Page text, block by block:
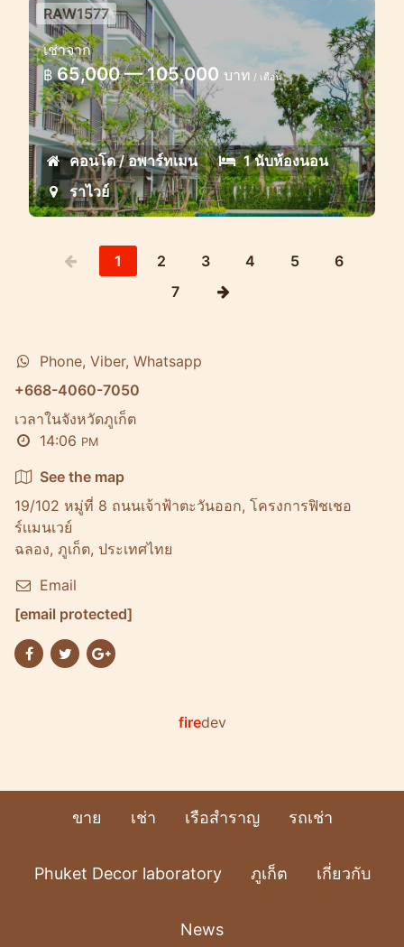
ชื่อ 3 คอนโด 1 ห้องนอน
คอนโดน่ารักใน Title Rawai ให้เช่า
RAW1577
เช่าจาก
฿ 65,000 — 105,000 บาท / เดือน
คอนโด / อพาร์ทเมน
1 นับห้องนอน
ราไวย์
1 2 3 4 5
6
7
Phone, Viber, Whatsapp
+668-4060-7050
เวลาในจังหวัดภูเก็ต
14:06 PM
See the map
19/102 หมู่ที่ 8 ถนนเจ้าฟ้าตะวันออก, โครงการฟิชเชอ
ร์เเมนเวย์
ฉลอง, ภูเก็ต, ประเทศไทย
Email
[email protected]
firedev
ขาย เช่า เรือสำราญ รถเช่า
Phuket Decor laboratory ภูเก็ต เกี่ยวกับ
News